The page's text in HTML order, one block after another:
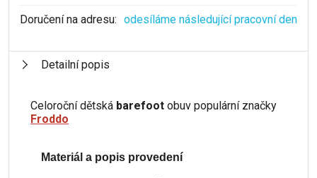
Doručení na adresu: odesíláme následující pracovní den
Detailní popis
Celoroční dětská barefoot obuv populární značky
Froddo
Materiál a popis provedení